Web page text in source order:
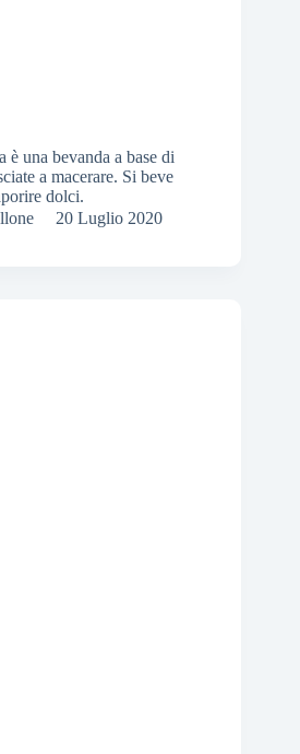
è una bevanda a base di
a macerare. Si beve
dolci.
20 Luglio 2020